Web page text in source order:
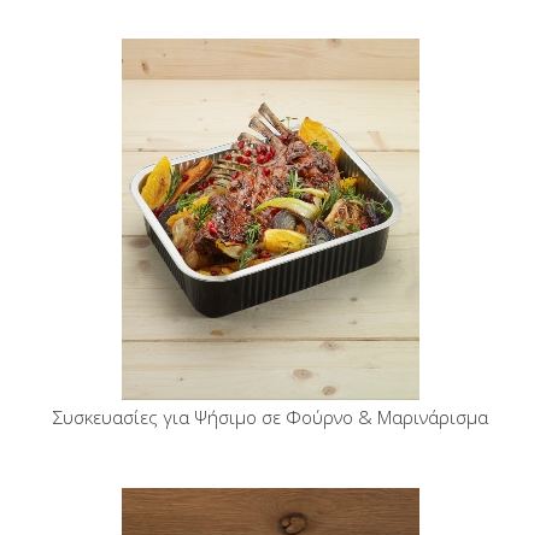
Συσκευασίες για Ψήσιμο σε Φούρνο & Μαρινάρισμα